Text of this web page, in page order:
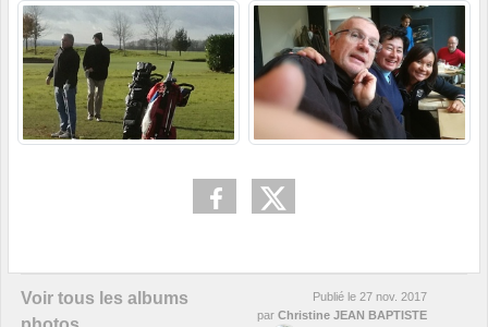
Voir tous les albums
Publié le 27 nov. 2017
par Christine JEAN BAPTISTE